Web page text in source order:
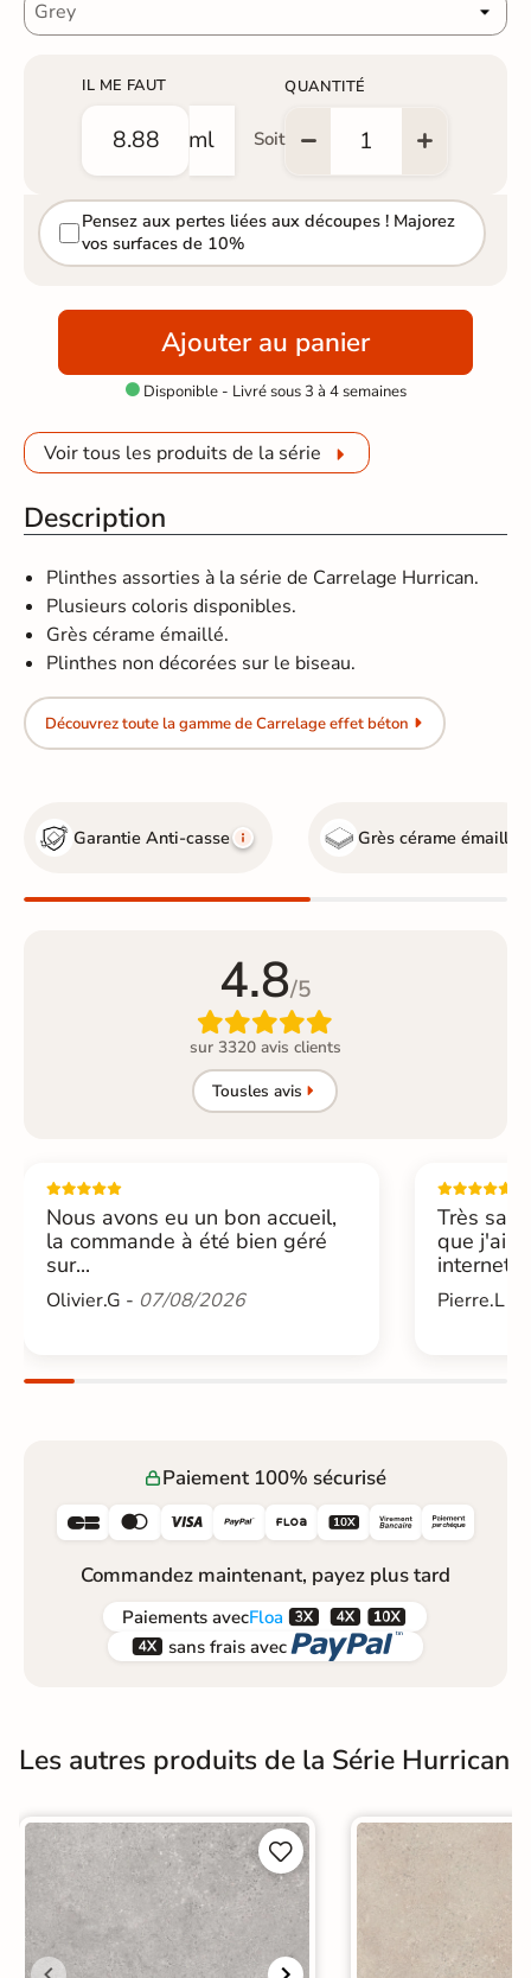
IL ME FAUT
ml Soit
QUANTITÉ
Pensez aux pertes liées aux découpes ! Majorez
vos surfaces de 10%
Ajouter au panier
Disponible - Livré sous 3 à 4 semaines
Voir tous les produits de la série
Description
Plinthes assorties à la série de Carrelage Hurrican.
Plusieurs coloris disponibles.
Grès cérame émaillé.
Plinthes non décorées sur le biseau.
Découvrez toute la gamme de Carrelage effet béton
Garantie Anti-casse Grès cérame émaillé
4.8/5

sur 3320 avis clients
Tousles avis
Nous avons eu un bon accueil,
la commande à été bien géré
sur...
Olivier.G - 07/08/2026
Très
que j'ai
internet....
Pierre.L -
Paiement 100% sécurisé
     
Commandez maintenant, payez plus tard
Paiements avecFloa  
 sans frais avec 
Les autres produits de la Série Hurrican

